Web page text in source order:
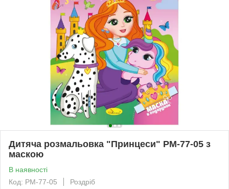
Дитяча розмальовка "Принцеси" РМ-77-05 з
маскою
В наявності
Код: РМ-77-05
Роздріб